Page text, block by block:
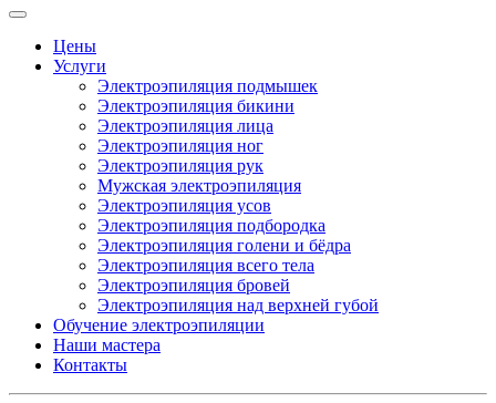
Цены
Услуги
Электроэпиляция подмышек
Электроэпиляция бикини
Электроэпиляция лица
Электроэпиляция ног
Электроэпиляция рук
Мужская электроэпиляция
Электроэпиляция усов
Электроэпиляция подбородка
Электроэпиляция голени и бёдра
Электроэпиляция всего тела
Электроэпиляция бровей
Электроэпиляция над верхней губой
Обучение электроэпиляции
Наши мастера
Контакты